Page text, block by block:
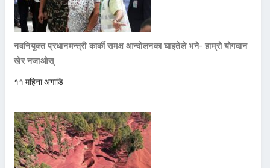
नवनियुक्त प्रधानमन्त्री कार्की समक्ष आन्दोलनका घाइतेले भने- हाम्रो योगदान
खेर नजाओस्
११ महिना अगाडि